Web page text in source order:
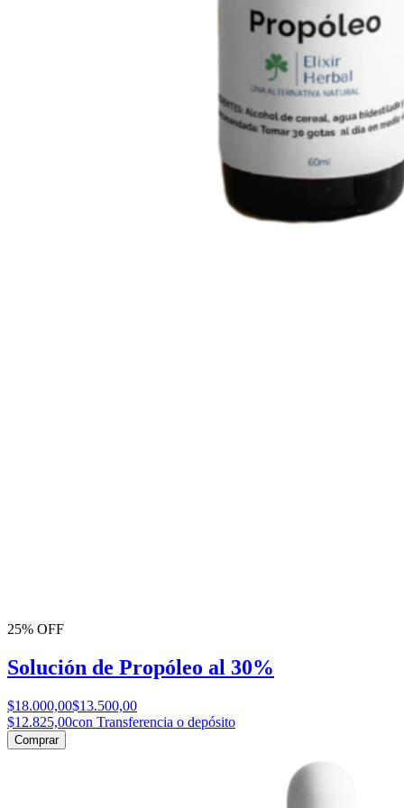
25% OFF
Solución de Propóleo al 30%
$18.000,00$13.500,00
$12.825,00con Transferencia o depósito
Comprar